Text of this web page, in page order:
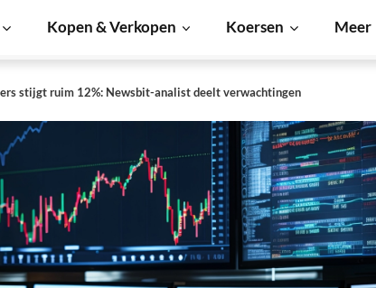
Kopen & Verkopen Koersen Meer
stijgt ruim 12%: Newsbit-analist deelt verwachtingen